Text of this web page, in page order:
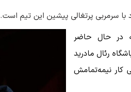
سرمربی پرتغالی پیشین این تیم است.
در حال حاضر
رئال مادرید
کار نیمه‌تمامش